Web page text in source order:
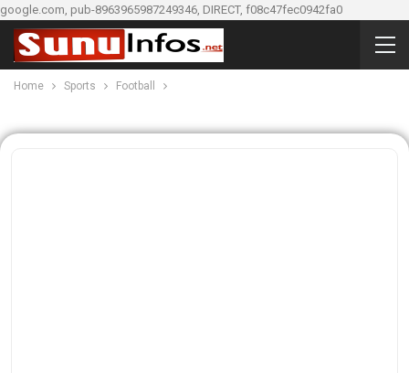
google.com, pub-8963965987249346, DIRECT, f08c47fec0942fa0
Home Sports Football